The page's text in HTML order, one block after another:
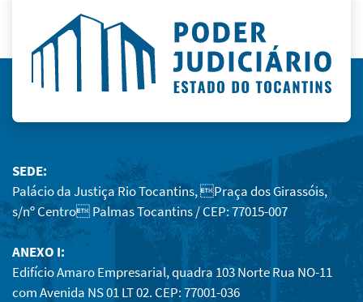
SEDE:
Palácio da Justiça Rio Tocantins, Praça dos Girassóis,
s/nº Centro Palmas Tocantins / CEP: 77015-007
ANEXO I:
Edifício Amaro Empresarial, quadra 103 Norte Rua NO-11
com Avenida NS 01 LT 02. CEP: 77001-036